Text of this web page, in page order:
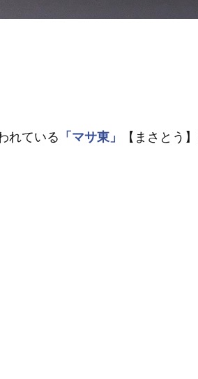
れている 「マサ東」
【まさとう